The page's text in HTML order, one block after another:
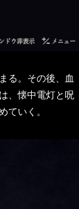
る。​その後、血
、懐中電灯と呪
ていく。